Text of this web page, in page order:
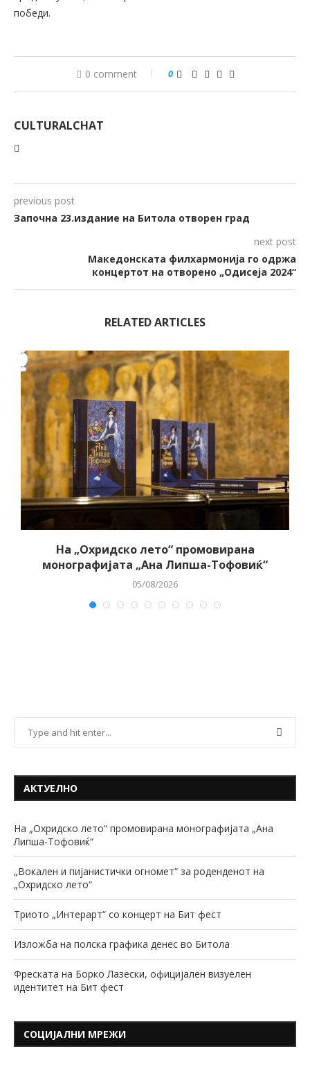
победи.
0 comment 0
CULTURALCHAT
previous post
Започна 23.издание на Битола отворен град
next post
Македонската филхармонија го одржа
концертот на отворено „Одисеја 2024“
RELATED ARTICLES
На „Охридско лето“ промовирана
монографијата „Ана Липша-Тофовиќ“
05/08/2026
АКТУЕЛНО
На „Охридско лето“ промовирана монографијата „Ана
Липша-Тофовиќ“
„Вокален и пијанистички огномет“ за роденденот на
„Охридско лето“
Триото „Интерарт“ со концерт на Бит фест
Изложба на полска графика денес во Битола
Фреската на Борко Лазески, официјален визуелен
идентитет на Бит фест
СОЦИЈАЛНИ МРЕЖИ